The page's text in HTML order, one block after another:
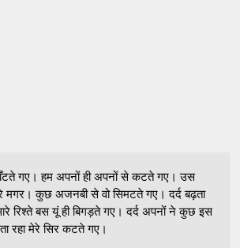
गए। हम अपनों ही अपनों से कटते गए। उस
कुछ अजनबी से वो सिमटते गए। दर्द बढ़ता
रिश्ते बस यूं ही बिगड़ते गए। दर्द अपनों ने कुछ इस
रहा मेरे सिर कटते गए।